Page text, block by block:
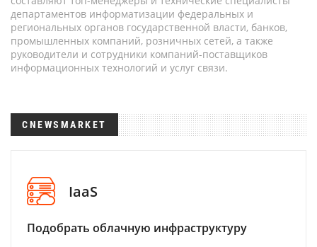
департаментов информатизации федеральных и
региональных органов государственной власти, банков,
промышленных компаний, розничных сетей, а также
руководители и сотрудники компаний-поставщиков
информационных технологий и услуг связи.
CNEWSMARKET
IaaS
Подобрать облачную инфраструктуру